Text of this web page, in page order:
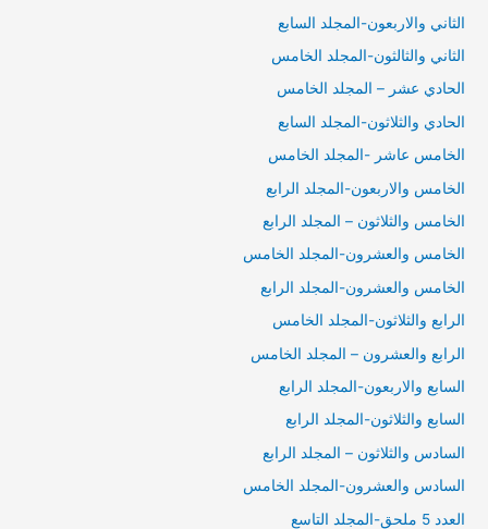
الثاني والاربعون-المجلد السابع
الثاني والثالثون-المجلد الخامس
الحادي عشر – المجلد الخامس
الحادي والثلاثون-المجلد السابع
الخامس عاشر -المجلد الخامس
الخامس والاربعون-المجلد الرابع
الخامس والثلاثون – المجلد الرابع
الخامس والعشرون-المجلد الخامس
الخامس والعشرون-المجلد الرابع
الرابع والثلاثون-المجلد الخامس
الرابع والعشرون – المجلد الخامس
السابع والاربعون-المجلد الرابع
السابع والثلاثون-المجلد الرابع
السادس والثلاثون – المجلد الرابع
السادس والعشرون-المجلد الخامس
العدد 5 ملحق-المجلد التاسع